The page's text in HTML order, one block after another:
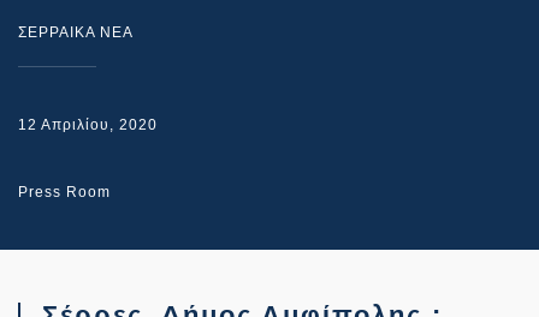
ΣΕΡΡΑΙΚΑ ΝΕΑ
12 Απριλίου, 2020
Press Room